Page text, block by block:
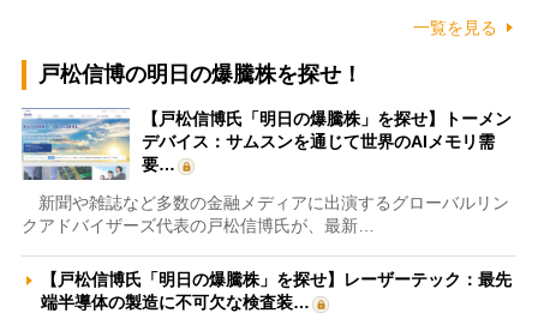
一覧を見る
戸松信博の明日の爆騰株を探せ！
【戸松信博氏「明日の爆騰株」を探せ】トーメン
デバイス：サムスンを通じて世界のAIメモリ需
要…
新聞や雑誌など多数の金融メディアに出演するグローバルリン
クアドバイザーズ代表の戸松信博氏が、最新…
【戸松信博氏「明日の爆騰株」を探せ】レーザーテック：最先
端半導体の製造に不可欠な検査装…